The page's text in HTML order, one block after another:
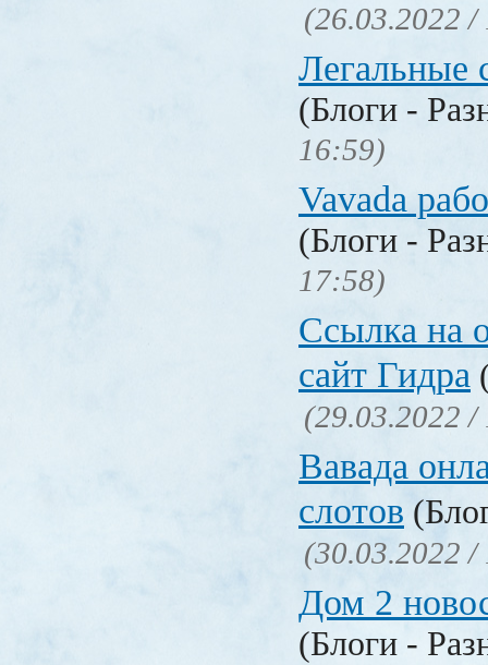
(26.03.2022 /
Легальные
(Блоги -
16:59)
Vavada
(Блоги -
17:58)
Ссылка на
сайт Гидра
(29.03.2022 /
Вавада
слотов
(30.03.2022 /
Дом 2
(Блоги -